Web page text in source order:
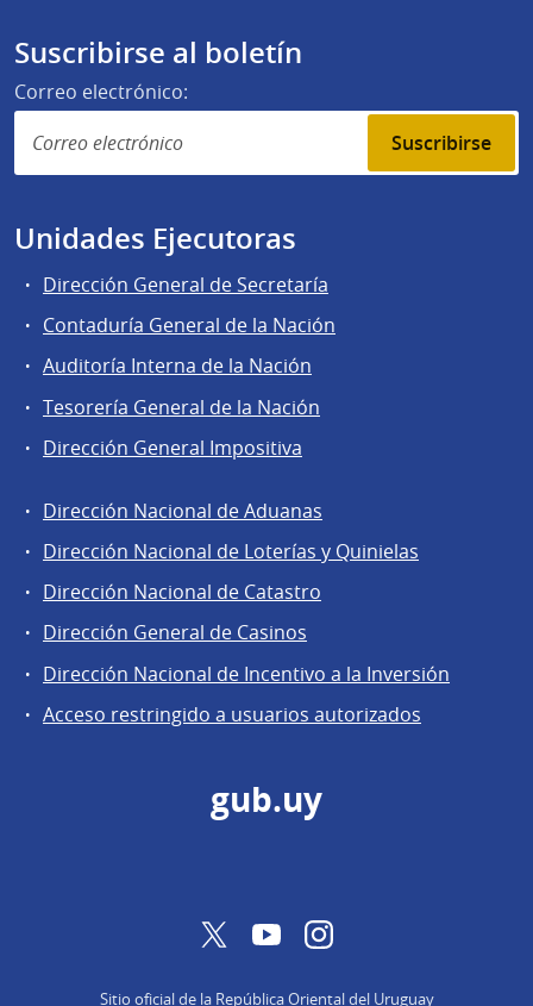
Suscribirse al boletín
Correo electrónico:
Suscribirse
Unidades Ejecutoras
Dirección General de Secretaría
Contaduría General de la Nación
Auditoría Interna de la Nación
Tesorería General de la Nación
Dirección General Impositiva
Áreas
de
la
Dirección
General
de
Secretaría
Dirección Nacional de Aduanas
Dirección Nacional de Loterías y Quinielas
Dirección Nacional de Catastro
Dirección General de Casinos
Dirección Nacional de Incentivo a la Inversión
Acceso restringido a usuarios autorizados
gub.uy
TwitterYouTubeInstagram
Sitio oficial de la República Oriental del Uruguay